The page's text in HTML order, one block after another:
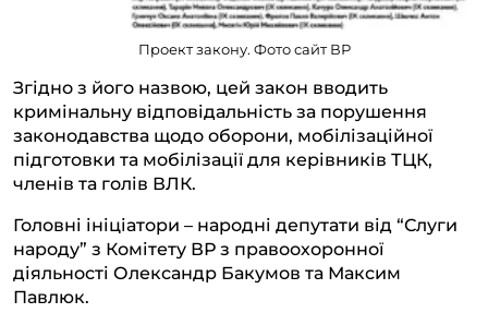
Проект закону. Фото сайт ВР
Згідно з його назвою, цей закон вводить
кримінальну відповідальність за порушення
законодавства щодо оборони, мобілізаційної
підготовки та мобілізації для керівників ТЦК,
членів та голів ВЛК.
Головні ініціатори – народні депутати від “Слуги
народу” з Комітету ВР з правоохоронної
діяльності Олександр Бакумов та Максим
Павлюк.